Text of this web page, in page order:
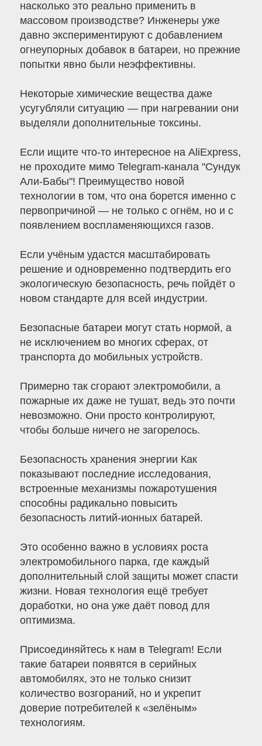
насколько это реально применить в
массовом производстве? Инженеры уже
давно экспериментируют с добавлением
огнеупорных добавок в батареи, но прежние
попытки явно были неэффективны.
Некоторые химические вещества даже
усугубляли ситуацию — при нагревании они
выделяли дополнительные токсины.
Если ищите что-то интересное на AliExpress,
не проходите мимо Telegram-канала "Сундук
Али-Бабы"! Преимущество новой
технологии в том, что она борется именно с
первопричиной — не только с огнём, но и с
появлением воспламеняющихся газов.
Если учёным удастся масштабировать
решение и одновременно подтвердить его
экологическую безопасность, речь пойдёт о
новом стандарте для всей индустрии.
Безопасные батареи могут стать нормой, а
не исключением во многих сферах, от
транспорта до мобильных устройств.
Примерно так сгорают электромобили, а
пожарные их даже не тушат, ведь это почти
невозможно. Они просто контролируют,
чтобы больше ничего не загорелось.
Безопасность хранения энергии Как
показывают последние исследования,
встроенные механизмы пожаротушения
способны радикально повысить
безопасность литий-ионных батарей.
Это особенно важно в условиях роста
электромобильного парка, где каждый
дополнительный слой защиты может спасти
жизни. Новая технология ещё требует
доработки, но она уже даёт повод для
оптимизма.
Присоединяйтесь к нам в Telegram! Если
такие батареи появятся в серийных
автомобилях, это не только снизит
количество возгораний, но и укрепит
доверие потребителей к «зелёным»
технологиям.